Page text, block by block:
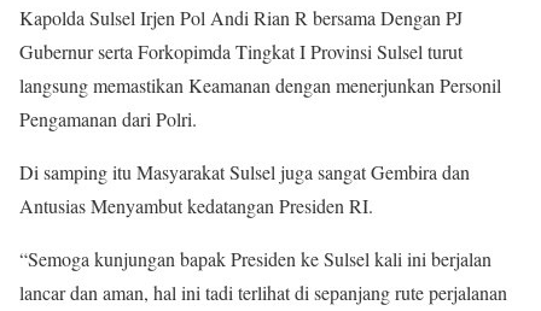
Kapolda Sulsel Irjen Pol Andi Rian R bersama Dengan PJ
Gubernur serta Forkopimda Tingkat I Provinsi Sulsel turut
langsung memastikan Keamanan dengan menerjunkan Personil
Pengamanan dari Polri.
Di samping itu Masyarakat Sulsel juga sangat Gembira dan
Antusias Menyambut kedatangan Presiden RI.
“Semoga kunjungan bapak Presiden ke Sulsel kali ini berjalan
lancar dan aman, hal ini tadi terlihat di sepanjang rute perjalanan